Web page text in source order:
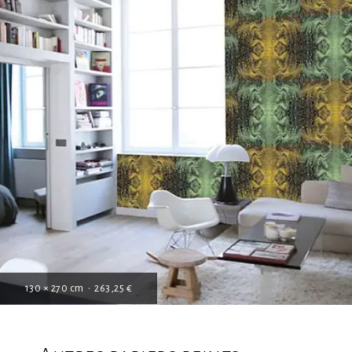
130 × 270 cm • 263,25 €